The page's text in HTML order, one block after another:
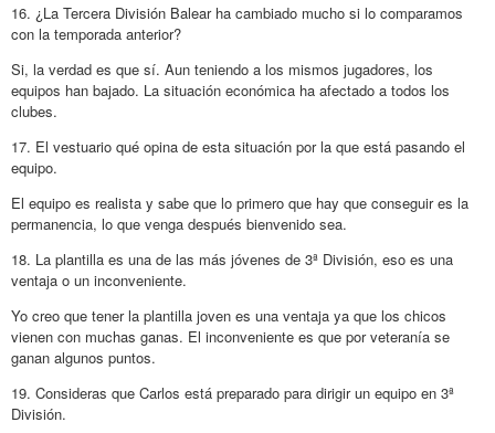
16. ¿La Tercera División Balear ha cambiado mucho si lo comparamos
con la temporada anterior?
Si, la verdad es que sí. Aun teniendo a los mismos jugadores, los
equipos han bajado. La situación económica ha afectado a todos los
clubes.
17. El vestuario qué opina de esta situación por la que está pasando el
equipo.
El equipo es realista y sabe que lo primero que hay que conseguir es la
permanencia, lo que venga después bienvenido sea.
18. La plantilla es una de las más jóvenes de 3ª División, eso es una
ventaja o un inconveniente.
Yo creo que tener la plantilla joven es una ventaja ya que los chicos
vienen con muchas ganas. El inconveniente es que por veteranía se
ganan algunos puntos.
19. Consideras que Carlos está preparado para dirigir un equipo en 3ª
División.